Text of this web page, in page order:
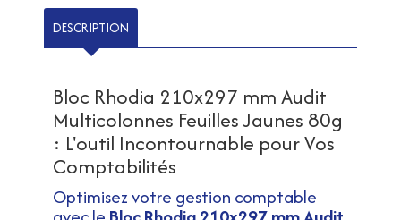
DESCRIPTION
Bloc Rhodia 210x297 mm Audit
Multicolonnes Feuilles Jaunes 80g
: L'outil Incontournable pour Vos
Comptabilités
Optimisez votre gestion comptable